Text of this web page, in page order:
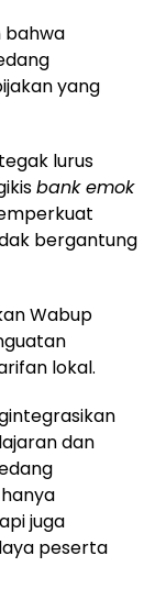
bahwa
yang
lurus
bank emok
bergantung
Wabup
lokal.
dan
juga
peserta